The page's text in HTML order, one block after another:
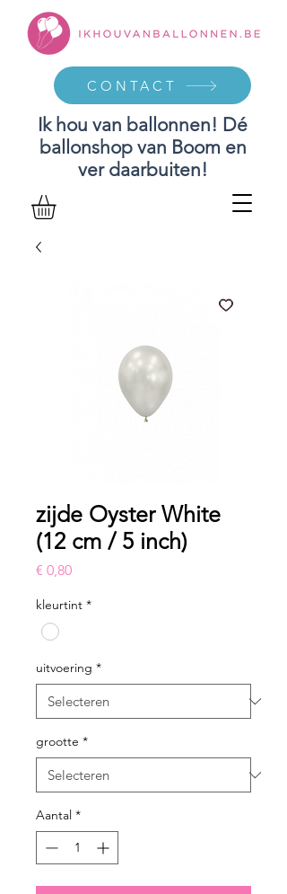
Ik hou van ballonnen! Dé
ballonshop van Boom en
ver daarbuiten!
CONTACT
zijde Oyster White
(12 cm / 5 inch)
€ 0,80Prijs
kleurtint *
uitvoering *
grootte *
Aantal *